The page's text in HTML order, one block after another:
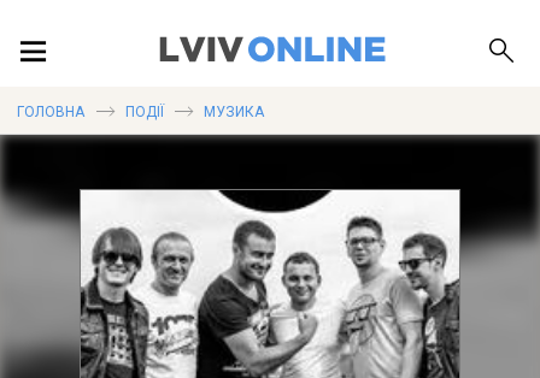
ПУБЛІКАЦІЇ
ГОЛОВНА ПОДІЇ МУЗИКА